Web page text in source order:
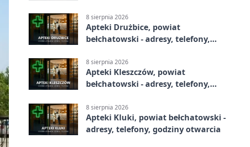
8 sierpnia 2026
Apteki Drużbice, powiat
bełchatowski - adresy, telefony,
8 sierpnia 2026
Apteki Kleszczów, powiat
bełchatowski - adresy, telefony,
8 sierpnia 2026
Apteki Kluki, powiat bełchatowski -
adresy, telefony, godziny otwarcia